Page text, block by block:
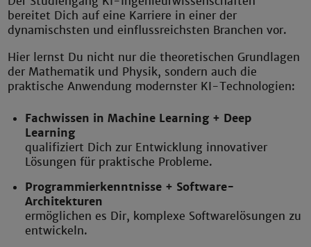
bereitet Dich auf eine Karriere in einer der
dynamischsten und einflussreichsten Branchen vor.
Hier lernst Du nicht nur die theoretischen Grundlagen
der Mathematik und Physik, sondern auch die
praktische Anwendung modernster KI-Technologien:
Fachwissen in Machine Learning + Deep
Learning
qualifiziert Dich zur Entwicklung innovativer
Lösungen für praktische Probleme.
Programmierkenntnisse + Software-
Architekturen
ermöglichen es Dir, komplexe Softwarelösungen zu
entwickeln.